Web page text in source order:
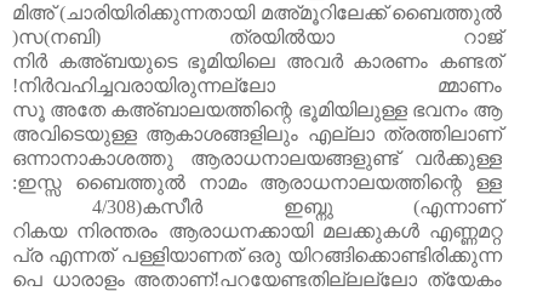
ബൈത്തുൽ
മഅ്മൂറിലേക്ക്
ചാരിയിരിക്കുന്നതായി
(
മിഅ്
റാജ്
യാ
ത്രയിൽ
)
നബി
(
സ
)
കണ്ടത്
കാരണം
അവർ
ഭൂമിയിലെ
കഅ്ബയുടെ
നിർ
മ്മാണം
നിർവഹിച്ചവരായിരുന്നല്ലോ
!
ആ
ഭവനം
ഭൂമിയിലുള്ള
കഅ്ബാലയത്തിന്റെ
അതേ
സൂ
ത്രത്തിലാണ്
എല്ലാ
ആകാശങ്ങളിലും
അവിടെയുള്ള
വർക്കുള്ള
ആരാധനാലയങ്ങളുണ്ട്
ഒന്നാനാകാശത്തു
ള്ള
ആരാധനാലയത്തിന്റെ
നാമം
ബൈത്തുൽ
ഇസ്സ
:
എന്നാണ്
(
ഇബ്നു
കസീർ
4/308)
എണ്ണമറ്റ
മലക്കുകൾ
ആരാധനക്കായി
നിരന്തരം
കയ
റി
യിറങ്ങിക്കൊണ്ടിരിക്കുന്ന
ഒരു
പള്ളിയാണത്
എന്നത്
പ്ര
ത്യേകം
പറയേണ്ടതില്ലല്ലോ
!
അതാണ്
ധാരാളം
പെ